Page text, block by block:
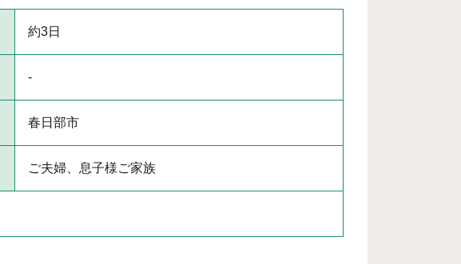
約3日
-
春日部市
ご夫婦、息子様ご家族